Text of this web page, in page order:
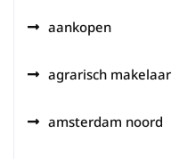
aankopen
agrarisch makelaar
amsterdam noord